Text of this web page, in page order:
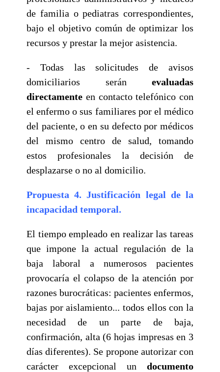
de familia o pediatras correspondientes,
bajo el objetivo común de optimizar los
recursos y prestar la mejor asistencia.
- Todas las solicitudes de avisos
domiciliarios serán evaluadas
directamente en contacto telefónico con
el enfermo o sus familiares por el médico
del paciente, o en su defecto por médicos
del mismo centro de salud, tomando
estos profesionales la decisión de
desplazarse o no al domicilio.
Propuesta 4. Justificación legal de la
incapacidad temporal.
El tiempo empleado en realizar las tareas
que impone la actual regulación de la
baja laboral a numerosos pacientes
provocaría el colapso de la atención por
razones burocráticas: pacientes enfermos,
bajas por aislamiento... todos ellos con la
necesidad de un parte de baja,
confirmación, alta (6 hojas impresas en 3
días diferentes). Se propone autorizar con
carácter excepcional un documento